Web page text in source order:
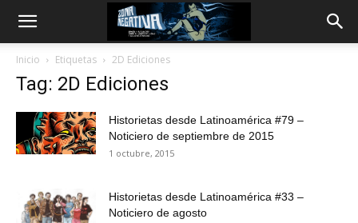
Inicio Etiquetas 2D Ediciones
Tag: 2D Ediciones
Historietas desde Latinoamérica #79 –
Noticiero de septiembre de 2015
1 octubre, 2015
Historietas desde Latinoamérica #33 –
Noticiero de agosto